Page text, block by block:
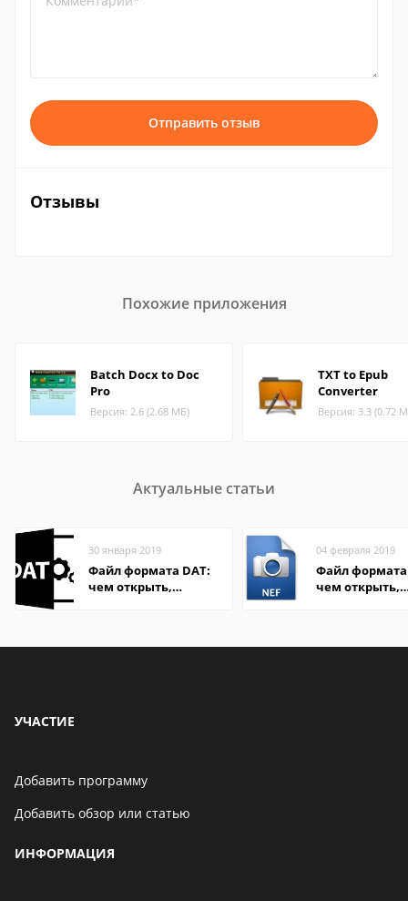
Отправить отзыв
Отзывы
Похожие приложения
Batch Docx to Doc
Pro
Версия: 2.6 (2.68 МБ)
TXT to Epub
Converter
Версия: 3.3 (0.72
Актуальные статьи
30 января 2019
Файл формата DAT:
чем открыть,
04 февраля 2019
Файл формата
чем открыть,
УЧАСТИЕ
Добавить программу
Добавить обзор или статью
ИНФОРМАЦИЯ